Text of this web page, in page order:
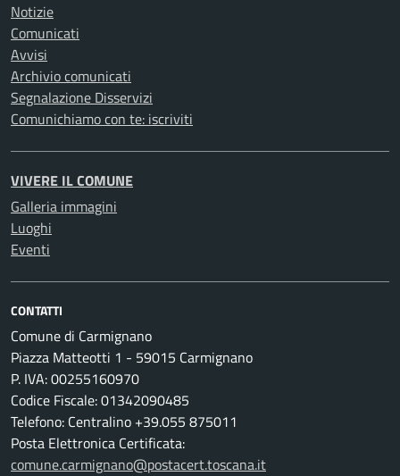
Notizie
Comunicati
Avvisi
Archivio comunicati
Segnalazione Disservizi
Comunichiamo con te: iscriviti
VIVERE IL COMUNE
Galleria immagini
Luoghi
Eventi
CONTATTI
Comune di Carmignano
Piazza Matteotti 1 - 59015 Carmignano
P. IVA: 00255160970
Codice Fiscale: 01342090485
Telefono: Centralino +39.055 875011
Posta Elettronica Certificata:
comune.carmignano@postacert.toscana.it